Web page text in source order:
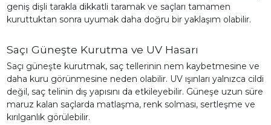
geniş dişli tarakla dikkatli taramak ve saçları tamamen
kuruttuktan sonra uyumak daha doğru bir yaklaşım olabilir.
Saçı Güneşte Kurutma ve UV Hasarı
Saçı güneşte kurutmak, saç tellerinin nem kaybetmesine ve
daha kuru görünmesine neden olabilir. UV ışınları yalnızca cildi
değil, saç telinin dış yapısını da etkileyebilir. Güneşe uzun süre
maruz kalan saçlarda matlaşma, renk solması, sertleşme ve
kırılganlık görülebilir.